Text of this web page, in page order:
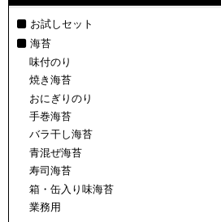
お試しセット
海苔
味付のり
焼き海苔
おにぎりのり
手巻海苔
バラ干し海苔
青混ぜ海苔
寿司海苔
箱・缶入り味海苔
業務用